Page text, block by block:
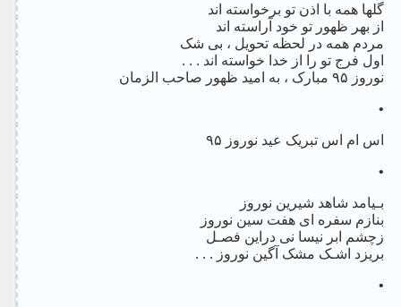
گلها همه با اذن تو برخواسته اند
از بهر ظهور تو خود آراسته اند
مردم همه در لحظه تحویل ، بی شک
اول فرج تو را از خدا خواسته اند . . .
نوروز ۹۵ مبارک ، به امید ظهور صاحب الزمان
•
اس ام اس تبریک عید نوروز ۹۵
•
بـیامد شاهد شیرین نوروز
بنازم سفره ای هفت سین نوروز
زچشم ابر نیسا نی دراین فصـل
بریزد اشـک مشک آگین نوروز . . .
•